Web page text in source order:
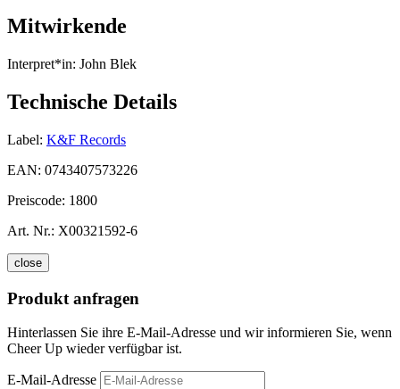
Mitwirkende
Interpret*in: John Blek
Technische Details
Label: K&F Records
EAN: 0743407573226
Preiscode: 1800
Art. Nr.: X00321592-6
close
Produkt anfragen
Hinterlassen Sie ihre E-Mail-Adresse und wir informieren Sie, wenn
Cheer Up wieder verfügbar ist.
E-Mail-Adresse